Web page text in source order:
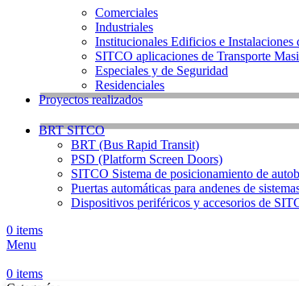
Comerciales
Industriales
Institucionales Edificios e
SITCO aplicaciones de Transporte
Especiales y de Seguridad
Residenciales
Proyectos realizados
BRT SITCO
BRT (Bus Rapid Transit)
PSD (Platform Screen Doors)
SITCO Sistema de posicionamiento de
Puertas automáticas para andenes de
Dispositivos periféricos y accesorios de
0 items
Menu
0 items